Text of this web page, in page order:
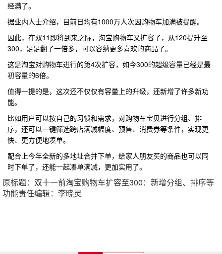
经满了。
据业内人士介绍，目前日均有1000万人次因购物车加满被提醒。
因此，在双11即将到来之际，淘宝购物车又扩容了，从120提升至
300，足足翻了一倍多，可以容纳更多喜欢的商品了。
这是淘宝对购物车进行的第4次扩容，如今300的超级容量已经是最
初容量的6倍。
值得一提的是，这次还不仅仅有容量上的升级，还新增了许多新功
能。
比如用户可以按自己的习惯和需求，对购物车宝贝进行分组、排
序，还可以一键筛选跨店满减幅度、预售、消费券等条件，实现更
快、更方便地凑单。
配合上今年全新的多地址合并下单，给家人朋友买的商品也可以同
时下单了，还能一起凑单满减，更加实用了。
原标题：双十一前淘宝购物车扩容至300：新增分组、排序等
功能责任编辑：李晓灵